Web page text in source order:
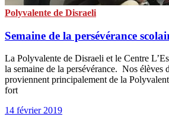
Polyvalente de Disraeli
Semaine de la persévérance
La Polyvalente de Disraeli et le Centre
la semaine de la persévérance. Nos élèves
proviennent principalement de la
fort
14 février 2019